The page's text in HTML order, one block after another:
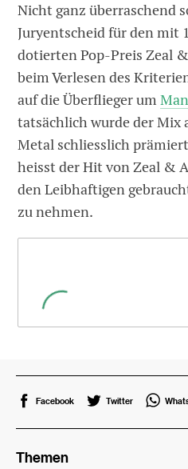
Nicht ganz überraschend
Juryentscheid für den mit
dotierten Pop-Preis Zeal
beim Verlesen des
auf die Überflieger um
tatsächlich wurde der Mix
Metal schliesslich
heisst der Hit von Zeal &
den Leibhaftigen
zu nehmen.
Facebook Twitter
Themen